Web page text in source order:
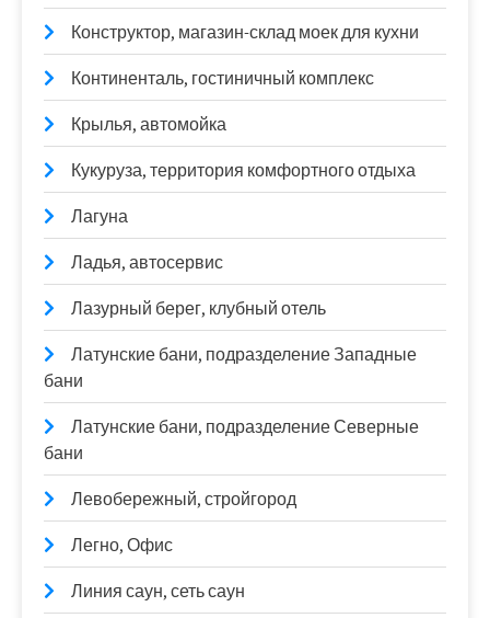
Конструктор, магазин-склад моек для кухни
Континенталь, гостиничный комплекс
Крылья, автомойка
Кукуруза, территория комфортного отдыха
Лагуна
Ладья, автосервис
Лазурный берег, клубный отель
Латунские бани, подразделение Западные
бани
Латунские бани, подразделение Северные
бани
Левобережный, стройгород
Легно, Офис
Линия саун, сеть саун